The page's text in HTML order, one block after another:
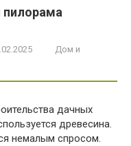
пилорама
Дом и
дачных
древесина.
немалым спросом.